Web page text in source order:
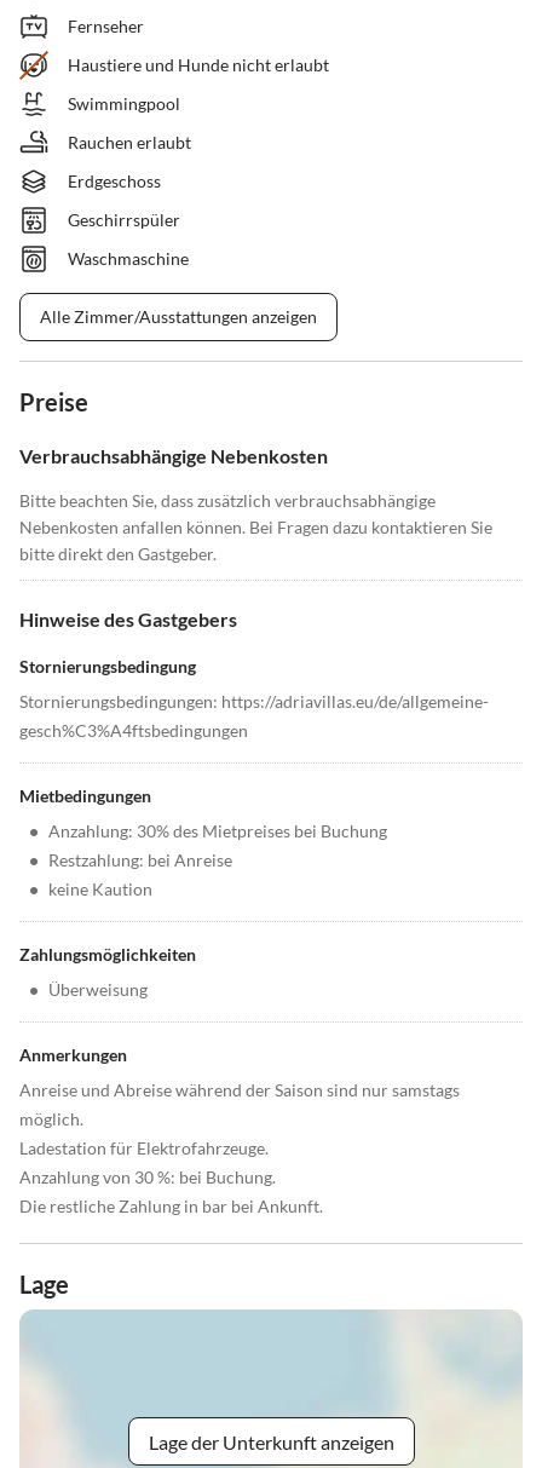
Fernseher
Haustiere und Hunde nicht erlaubt
Swimmingpool
Rauchen erlaubt
Erdgeschoss
Geschirrspüler
Waschmaschine
Alle Zimmer/Ausstattungen anzeigen
Preise
Verbrauchsabhängige Nebenkosten
Bitte beachten Sie, dass zusätzlich verbrauchsabhängige
Nebenkosten anfallen können. Bei Fragen dazu kontaktieren Sie
bitte direkt den Gastgeber.
Hinweise des Gastgebers
Stornierungsbedingung
Stornierungsbedingungen: https://adriavillas.eu/de/allgemeine-
gesch%C3%A4ftsbedingungen
Mietbedingungen
• Anzahlung: 30% des Mietpreises bei Buchung
• Restzahlung: bei Anreise
• keine Kaution
Zahlungsmöglichkeiten
• Überweisung
Anmerkungen
Anreise und Abreise während der Saison sind nur samstags
möglich.
Ladestation für Elektrofahrzeuge.
Anzahlung von 30 %: bei Buchung.
Die restliche Zahlung in bar bei Ankunft.
Lage
Lage der Unterkunft anzeigen